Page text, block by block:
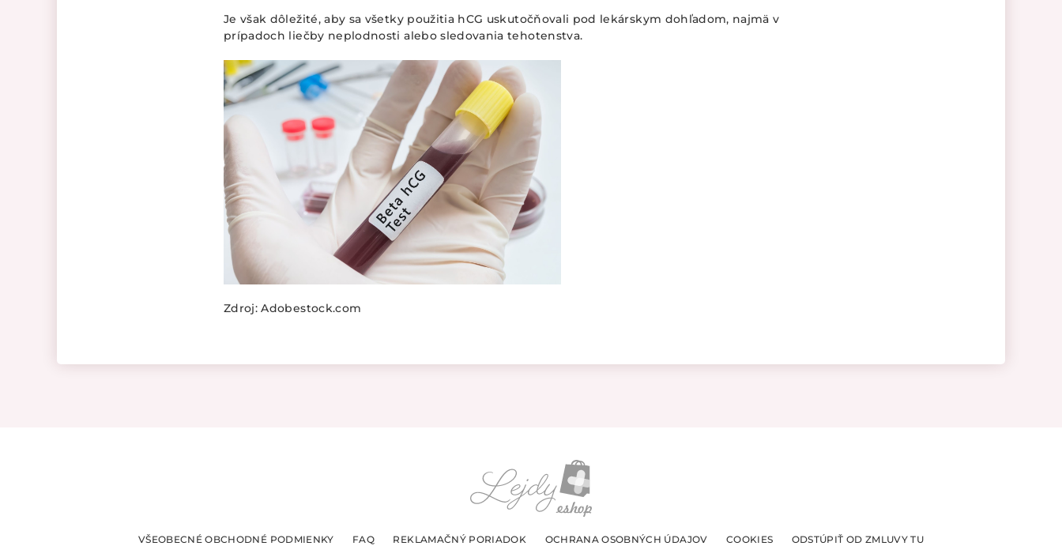
Je však dôležité, aby sa všetky použitia hCG uskutočňovali pod lekárskym dohľadom, najmä v
prípadoch liečby neplodnosti alebo sledovania tehotenstva.
Zdroj: Adobestock.com
VŠEOBECNÉ OBCHODNÉ PODMIENKY FAQ REKLAMAČNÝ PORIADOK OCHRANA OSOBNÝCH ÚDAJOV COOKIES ODSTÚPIŤ OD ZMLUVY TU